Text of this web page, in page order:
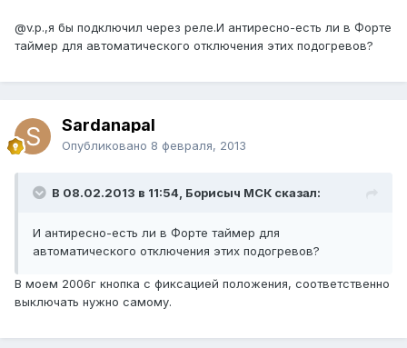
@v.p.,я бы подключил через реле.И антиресно-есть ли в Форте
таймер для автоматического отключения этих подогревов?
Sardanapal
Опубликовано 8 февраля, 2013
В 08.02.2013 в 11:54, Борисыч МСК сказал:
И антиресно-есть ли в Форте таймер для
автоматического отключения этих подогревов?
В моем 2006г кнопка с фиксацией положения, соответственно
выключать нужно самому.